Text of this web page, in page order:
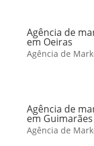
Agência de
em Oeiras
Agência de
Agência de
em Guimarães
Agência de